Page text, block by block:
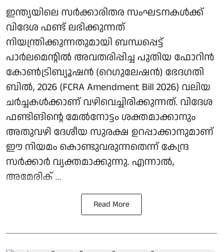
ഇന്ത്യയിലെ സർക്കാരിതര സംഘടനകൾക്ക്
വിദേശ ഫണ്ട് ലഭിക്കുന്നത്
നിയന്ത്രിക്കുന്നതുമായി ബന്ധപ്പെട്ട്
പാർലമെന്റിൽ അവതരിപ്പിച്ച പുതിയ ഫോറിൻ
കോൺട്രിബ്യൂഷൻ (റെഗുലേഷൻ) ഭേദഗതി
ബിൽ, 2026 (FCRA Amendment Bill 2026) വലിയ
ചർച്ചകൾക്കാണ് വഴിവെച്ചിരിക്കുന്നത്. വിദേശ
ഫണ്ടിങിന്റെ മേൽനോട്ടം ശക്തമാക്കാനും
അതുവഴി ദേശീയ സുരക്ഷ ഉറപ്പാക്കാനുമാണ്
ഈ നിയമം കൊണ്ടുവരുന്നതെന്ന് കേന്ദ്ര
സർക്കാർ വ്യക്തമാക്കുന്നു. എന്നാൽ,
അമേരിക് ...
Read More